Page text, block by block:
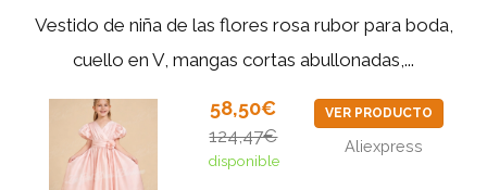
Vestido de niña de las flores rosa rubor para boda,
cuello en V, mangas cortas abullonadas,...
58,50€
124,47€
disponible
VER PRODUCTO
Aliexpress